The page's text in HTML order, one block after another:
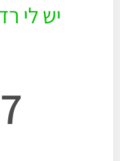
יש לי